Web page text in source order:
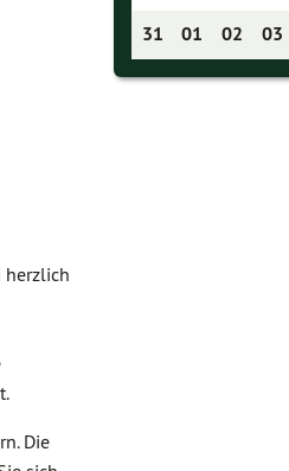
herzlich
Die
31
01 02 03